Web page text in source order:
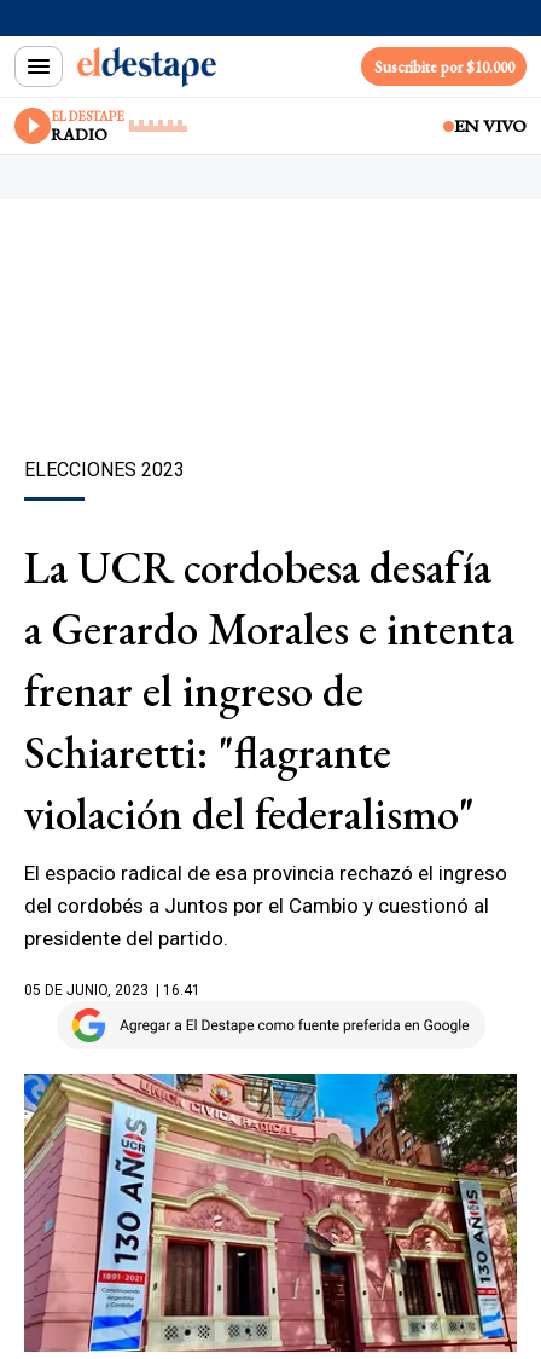
Suscribite por $10.000
EL DESTAPE
RADIO EN VIVO
ELECCIONES 2023
La UCR cordobesa desafía
a Gerardo Morales e intenta
frenar el ingreso de
Schiaretti: "flagrante
violación del federalismo"
El espacio radical de esa provincia rechazó el ingreso
del cordobés a Juntos por el Cambio y cuestionó al
presidente del partido.
05 DE JUNIO, 2023 | 16.41